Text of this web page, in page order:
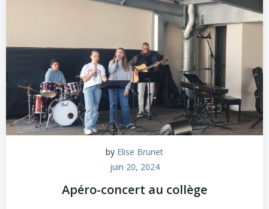
by Elise Brunet
juin 20, 2024
Apéro-concert au collège